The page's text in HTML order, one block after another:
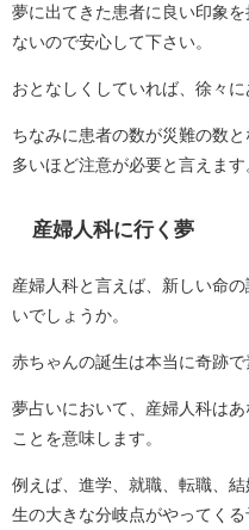
夢に出てきた患者に良い印象
ないので安心して下さい。
おとなしくしていれば、徐々
ちなみに患者の数が災難の数
多いほど注意が必要と言えます
産婦人科に行く夢
産婦人科と言えば、新しい命
いでしょうか。
赤ちゃんの誕生は本当に奇跡で
夢占いにおいて、産婦人科は
ことを意味します。
例えば、進学、就職、転職、
生の大きな分岐点がやってくる